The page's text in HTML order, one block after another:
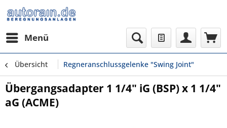
Menü
Übersicht Regneranschlussgelenke "Swing Joint"
Übergangsadapter 1 1/4" iG (BSP) x 1 1/4"
aG (ACME)